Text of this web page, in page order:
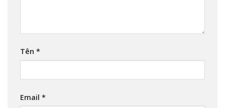
Tên *
Email *